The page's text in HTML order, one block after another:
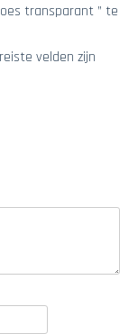
transparant ” te
velden zijn